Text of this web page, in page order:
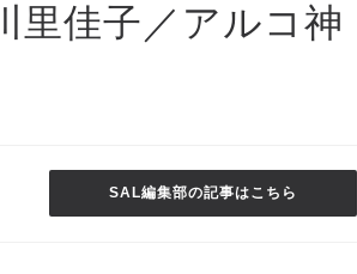
里佳子／アルコ神
SAL編集部の記事はこちら